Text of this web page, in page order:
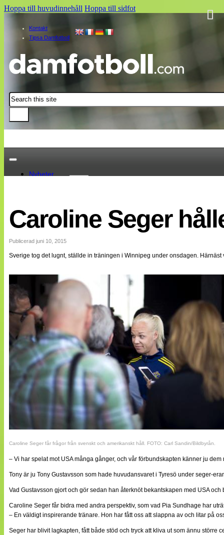
Hoppa till huvudinnehåll Hoppa till sidfot
Kontakt
Tipsa Damfotboll
Sök
Nyheter
Landslaget
EM 2013
Internationellt
Bildreportage
Bloggar
Webb-TV
Cuper
Medlemsbilder
Till klubbkassan
NÄTverket
Split vision
Om oss
Annonsera
Statistik
Tipsa Damfotboll
Kontakt
Caroline Seger
Publicerad juni 10, 2015
Sverige tog det lugnt, ställde in träningen i Winnipeg under onsdagen.
Caroline Seger får frågor från svenskt och amerikanskt håll. FOTO: Carl Sandin/Bildbyrån.
– Vi har spelat mot USA många gånger, och vår förbundskapten känner ju
Tony är ju Tony Gustavsson som hade huvudansvaret i Tyresö under seger-
Vad Gustavsson gjort och gör sedan han återknöt bekantskapen med USA
Caroline Seger får bidra med andra perspektiv, som vad Pia Sundhage har
– En väldigt inspirerande tränare. Hon har fått oss att slappna av och litar på
Seger har blivit lagkapten, fått både stöd och tryck att kliva ut som ännu